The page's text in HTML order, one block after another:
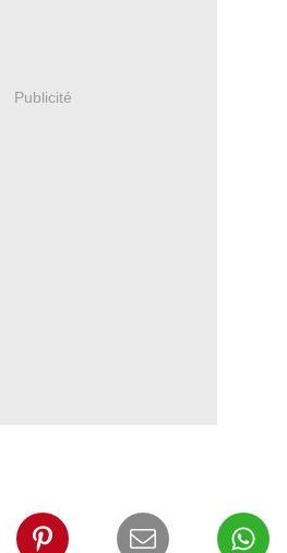
Publicité